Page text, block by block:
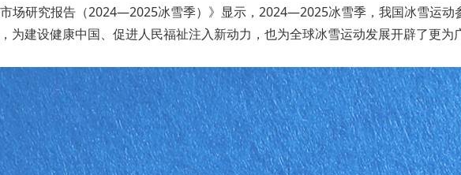
场研究报告（2024—2025冰雪季）》显示，2024—2025冰雪季，我国冰雪运动
为建设健康中国、促进人民福祉注入新动力，也为全球冰雪运动发展开辟了更